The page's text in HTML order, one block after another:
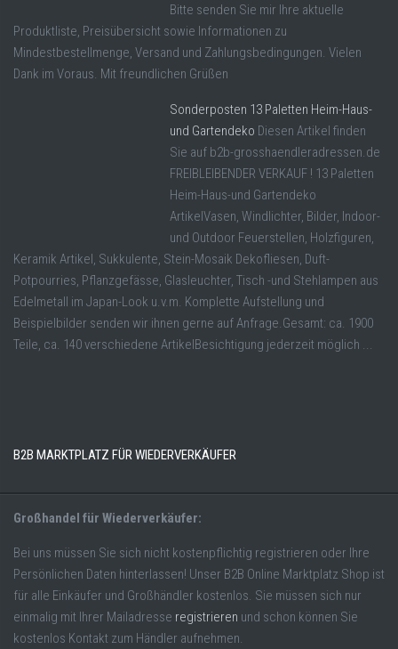
Bitte senden Sie mir Ihre aktuelle
Produktliste, Preisübersicht sowie Informationen zu
Mindestbestellmenge, Versand und Zahlungsbedingungen. Vielen
Dank im Voraus. Mit freundlichen Grüßen
Sonderposten 13 Paletten Heim-Haus-
und Gartendeko Diesen Artikel finden
Sie auf b2b-grosshaendleradressen.de
FREIBLEIBENDER VERKAUF ! 13 Paletten
Heim-Haus-und Gartendeko
ArtikelVasen, Windlichter, Bilder, Indoor-
und Outdoor Feuerstellen, Holzfiguren,
Keramik Artikel, Sukkulente, Stein-Mosaik Dekofliesen, Duft-
Potpourries, Pflanzgefässe, Glasleuchter, Tisch -und Stehlampen aus
Edelmetall im Japan-Look u.v.m. Komplette Aufstellung und
Beispielbilder senden wir ihnen gerne auf Anfrage.Gesamt: ca. 1900
Teile, ca. 140 verschiedene ArtikelBesichtigung jederzeit möglich ...
B2B MARKTPLATZ FÜR WIEDERVERKÄUFER
Großhandel für Wiederverkäufer:
Bei uns müssen Sie sich nicht kostenpflichtig registrieren oder Ihre
Persönlichen Daten hinterlassen! Unser B2B Online Marktplatz Shop ist
für alle Einkäufer und Großhändler kostenlos. Sie müssen sich nur
einmalig mit Ihrer Mailadresse registrieren und schon können Sie
kostenlos Kontakt zum Händler aufnehmen.